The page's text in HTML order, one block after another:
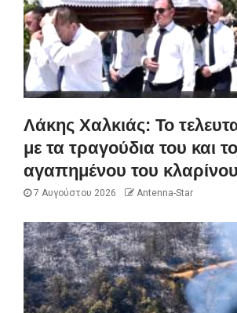
Λάκης Χαλκιάς: Το
με τα τραγούδια του και
αγαπημένου του κλαρίνου
7 Αυγούστου 2026 Antenna-Star